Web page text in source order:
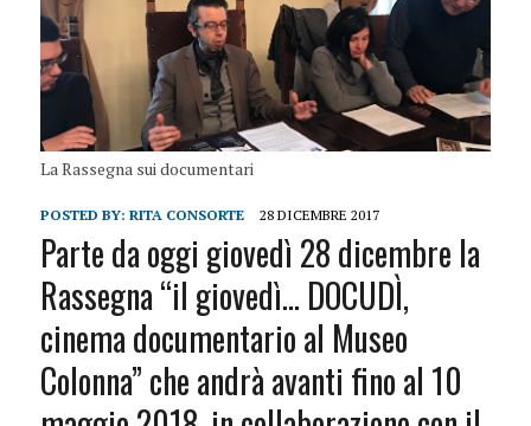
La Rassegna sui documentari
POSTED BY: RITA CONSORTE 28 DICEMBRE 2017
Parte da oggi giovedì 28 dicembre la
Rassegna “il giovedì… DOCUDÌ,
cinema documentario al Museo
Colonna” che andrà avanti fino al 10